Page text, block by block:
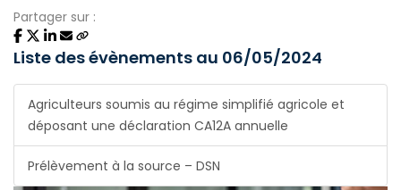
Partager sur :
Liste des évènements au 06/05/2024
Agriculteurs soumis au régime simplifié agricole et
déposant une déclaration CA12A annuelle
Prélèvement à la source – DSN